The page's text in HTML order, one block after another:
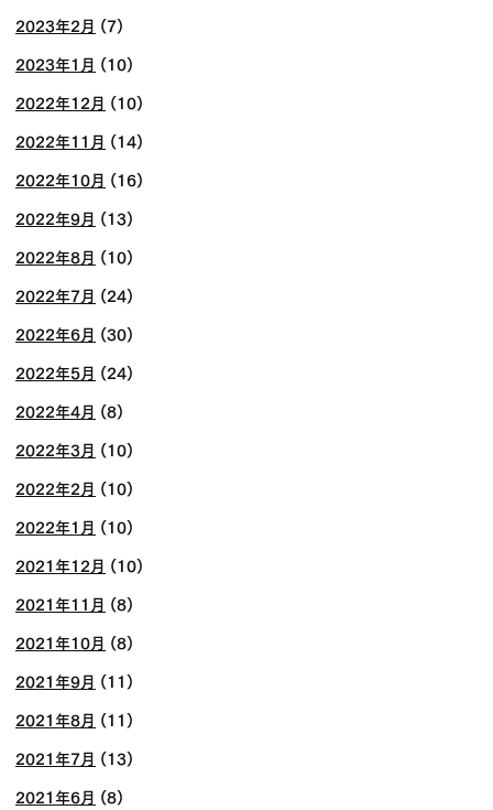
2023年2月 (7)
2023年1月 (10)
2022年12月 (10)
2022年11月 (14)
2022年10月 (16)
2022年9月 (13)
2022年8月 (10)
2022年7月 (24)
2022年6月 (30)
2022年5月 (24)
2022年4月 (8)
2022年3月 (10)
2022年2月 (10)
2022年1月 (10)
2021年12月 (10)
2021年11月 (8)
2021年10月 (8)
2021年9月 (11)
2021年8月 (11)
2021年7月 (13)
2021年6月 (8)